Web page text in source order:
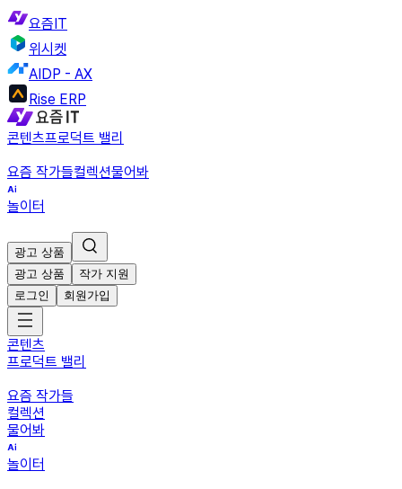
요즘IT
위시켓
AIDP - AX
Rise ERP
콘텐츠프로덕트 밸리
요즘 작가들컬렉션물어봐
놀이터
광고 상품
광고 상품
작가 지원
로그인
회원가입
콘텐츠
프로덕트 밸리
요즘 작가들
컬렉션
물어봐
놀이터